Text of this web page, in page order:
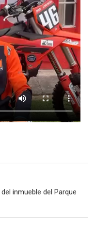
inmueble del Parque